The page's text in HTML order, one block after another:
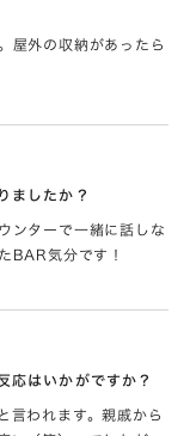
屋外の収納があったら
ましたか？
ンターで一緒に話しな
BAR気分です！
応はいかがですか？
言われます。親戚から